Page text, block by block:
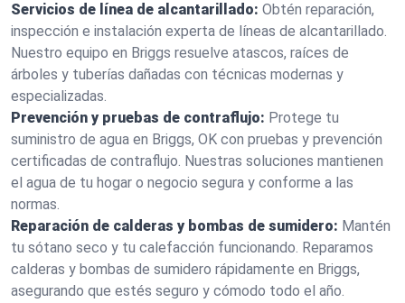
Servicios de línea de alcantarillado: Obtén reparación,
inspección e instalación experta de líneas de alcantarillado.
Nuestro equipo en Briggs resuelve atascos, raíces de
árboles y tuberías dañadas con técnicas modernas y
especializadas.
Prevención y pruebas de contraflujo: Protege tu
suministro de agua en Briggs, OK con pruebas y prevención
certificadas de contraflujo. Nuestras soluciones mantienen
el agua de tu hogar o negocio segura y conforme a las
normas.
Reparación de calderas y bombas de sumidero: Mantén
tu sótano seco y tu calefacción funcionando. Reparamos
calderas y bombas de sumidero rápidamente en Briggs,
asegurando que estés seguro y cómodo todo el año.